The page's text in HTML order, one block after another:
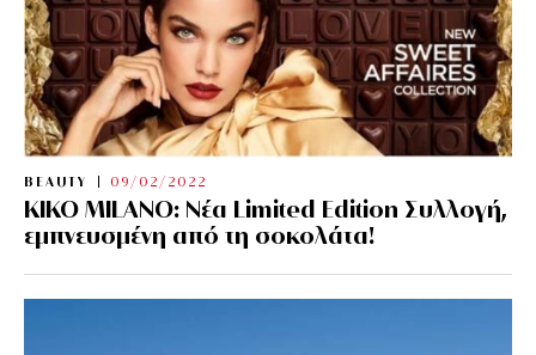
BEAUTY 09/02/2022
KIKO MILANO: Νέα Limited Edition Συλλογή,
εμπνευσμένη από τη σοκολάτα!